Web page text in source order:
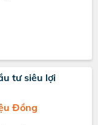
tư siêu lợi
Đồng